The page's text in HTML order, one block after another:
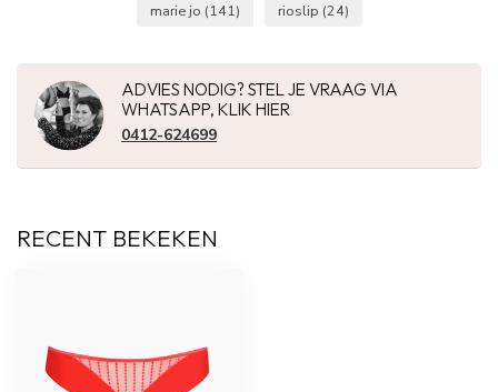
marie jo (141) rioslip (24)
ADVIES NODIG? STEL JE VRAAG VIA
WHATSAPP, KLIK HIER
0412-624699
RECENT BEKEKEN